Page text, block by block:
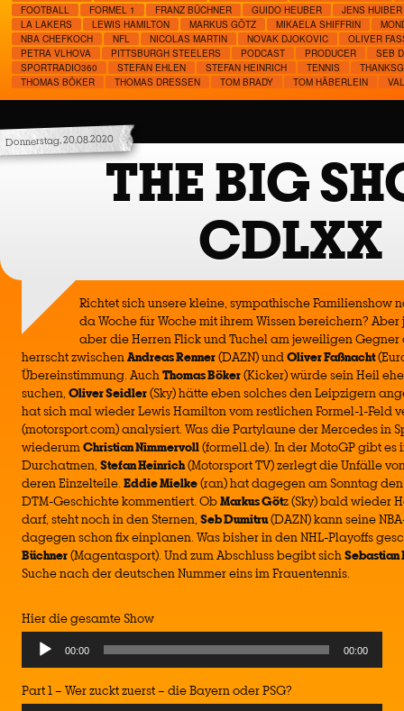
FOOTBALL
FORMEL 1 FRANZ BÜCHNER GUIDO HEUBER
JENS HUIBER
LA LAKERS
LEWIS HAMILTON MARKUS GÖTZ MIKAELA SHIFFRIN
NBA CHEFKOCH
NFL NICOLAS MARTIN NOVAK DJOKOVIC
OLIVER
PETRA VLHOVA
PITTSBURGH STEELERS PODCAST PRODUCER
SEB
SPORTRADIO360
STEFAN EHLEN STEFAN HEINRICH TENNIS
THOMAS BÖKER
THOMAS DRESSEN TOM BRADY TOM HÄBERLEIN
Donnerstag, 20.08.2020
THE BIG
CDLXX
Richtet sich unsere kleine, sympathische Familienshow
da Woche für Woche mit ihrem Wissen bereichern?
aber die Herren Flick und Tuchel am jeweiligen
herrscht zwischenAndreas Renner(DAZN) undOliver Faßnacht
Übereinstimmung. AuchThomas Böker(Kicker) würde sein Heil
suchen, Oliver Seidler(Sky) hätte eben solches den Leipzigern
hat sich mal wieder Lewis Hamilton vom restlichen Formel-1-Feld
(motorsport.com) analysiert. Was die Partylaune der Mercedes in
wiederumChristian Nimmervoll(formel1.de). In der MotoGP gibt
Durchatmen, Stefan Heinrich(Motorsport TV) zerlegt die Unfälle
deren Einzelteile.Eddie Mielke(ran) hat dagegen am Sonntag
DTM-Geschichte kommentiert. ObMarkus Götz (Sky) bald wieder
darf, steht noch in den Sternen, Seb Dumitru(DAZN) kann seine
dagegen schon fix einplanen. Was bisher in den NHL-Playoffs
Büchner(Magentasport). Und zum Abschluss begibt sichSebastian
Suche nach der deutschen Nummer eins im Frauentennis.
Hier die gesamte Show
Audio
Player
00:00 00:00
Part 1 – Wer zuckt zuerst – die Bayern oder PSG?